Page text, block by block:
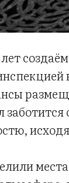
места